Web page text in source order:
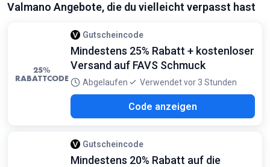
Gültig für ausgewählte Artikel der genannten Marken
Valmano Angebote, die du vielleicht verpasst hast
25%
RABATTCODE
Gutscheincode
Mindestens 25% Rabatt + kostenloser
Versand auf FAVS Schmuck
Abgelaufen Verwendet vor 3 Stunden
Code anzeigen
Gutscheincode
Mindestens 20% Rabatt auf die